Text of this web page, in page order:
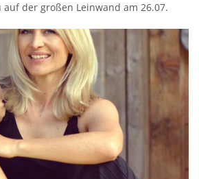
auf der großen Leinwand am 26.07.